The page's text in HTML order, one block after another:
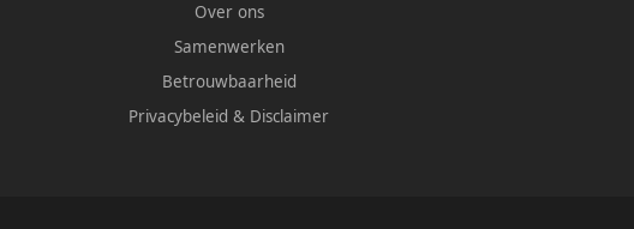
Over ons
Samenwerken
Betrouwbaarheid
Privacybeleid & Disclaimer